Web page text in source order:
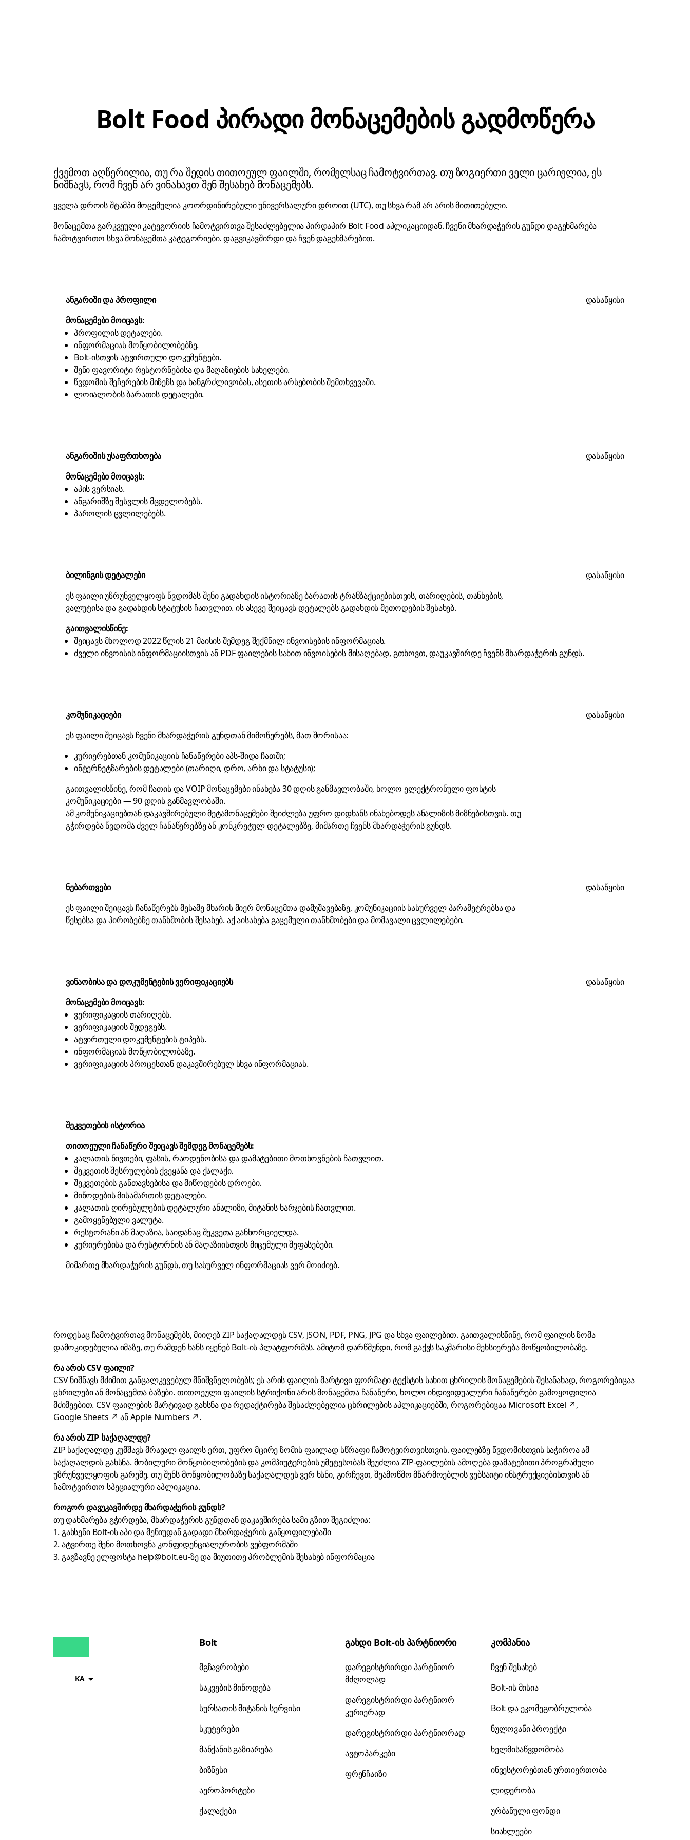
Bolt Food პირადი მონაცემების გადმოწერა
ქვემოთ აღწერილია, თუ რა შედის თითოეულ ფაილში, რომელსაც ჩამოტვირთავ. თუ ზოგიერთი ველი ცარიელია, ეს
ნიშნავს, რომ ჩვენ არ ვინახავთ შენ შესახებ მონაცემებს.
ყველა დროის შტამპი მოცემულია კოორდინირებული უნივერსალური დროით (UTC), თუ სხვა რამ არ არის მითითებული.
მონაცემთა გარკვეული კატეგორიის ჩამოტვირთვა შესაძლებელია პირდაპირ Bolt Food აპლიკაციიდან. ჩვენი მხარდაჭერის გუნდი დაგეხმარება
ჩამოტვირთო სხვა მონაცემთა კატეგორიები.დაგვიკავშირდიდა ჩვენ დაგეხმარებით.
ანგარიში და პროფილი
დასაწყისი
მონაცემები მოიცავს:
პროფილის დეტალები.
ინფორმაციას მოწყობილობებზე.
Bolt-ისთვის ატვირთული დოკუმენტები.
შენი ფავორიტი რესტორნებისა და მაღაზიების სახელები.
წვდომის შეჩერების მიზეზს და ხანგრძლივობას, ასეთის არსებობის შემთხვევაში.
ლოიალობის ბარათის დეტალები.
ანგარიშის უსაფრთხოება
დასაწყისი
მონაცემები მოიცავს:
აპის ვერსიას.
ანგარიშზე შესვლის მცდელობებს.
პაროლის ცვლილებებს.
ბილინგის დეტალები
დასაწყისი
ეს ფაილი უზრუნველყოფს წვდომას შენი გადახდის ისტორიაზე ბარათის ტრანზაქციებისთვის, თარიღების, თანხების,
ვალუტისა და გადახდის სტატუსის ჩათვლით. ის ასევე შეიცავს დეტალებს გადახდის მეთოდების შესახებ.
გაითვალისწინე:
შეიცავს მხოლოდ 2022 წლის 21 მაისის შემდეგ შექმნილ ინვოისების ინფორმაციას.
ძველი ინვოისის ინფორმაციისთვის ან PDF ფაილების სახით ინვოისების მისაღებად, გთხოვთ, დაუკავშირდეჩვენს მხარდაჭერის გუნდს.
კომუნიკაციები
დასაწყისი
ეს ფაილი შეიცავს ჩვენი მხარდაჭერის გუნდთან მიმოწერებს, მათ შორისაა:
კურიერებთან კომუნიკაციის ჩანაწერები აპს-შიდა ჩათში;
ინტერნეტზარების დეტალები (თარიღი, დრო, არხი და სტატუსი);
გაითვალისწინე, რომ ჩათის და VOIP მონაცემები ინახება 30 დღის განმავლობაში, ხოლო ელექტრონული ფოსტის
კომუნიკაციები — 90 დღის განმავლობაში.
ამ კომუნიკაციებთან დაკავშირებული მეტამონაცემები შეიძლება უფრო დიდხანს ინახებოდეს ანალიზის მიზნებისთვის. თუ
გჭირდება წვდომა ძველ ჩანაწერებზე ან კონკრეტულ დეტალებზე, მიმართე ჩვენს მხარდაჭერის გუნდს.
ნებართვები
დასაწყისი
ეს ფაილი შეიცავს ჩანაწერებს მესამე მხარის მიერ მონაცემთა დამუშავებაზე, კომუნიკაციის სასურველ პარამეტრებსა და
წესებსა და პირობებზე თანხმობის შესახებ. აქ აისახება გაცემული თანხმობები და მომავალი ცვლილებები.
ვინაობისა და დოკუმენტების ვერიფიკაციებს
დასაწყისი
მონაცემები მოიცავს:
ვერიფიკაციის თარიღებს.
ვერიფიკაციის შედეგებს.
ატვირთული დოკუმენტების ტიპებს.
ინფორმაციას მოწყობილობაზე.
ვერიფიკაციის პროცესთან დაკავშირებულ სხვა ინფორმაციას.
შეკვეთების ისტორია
თითოეული ჩანაწერი შეიცავს შემდეგ მონაცემებს:
კალათის ნივთები, ფასის, რაოდენობისა და დამატებითი მოთხოვნების ჩათვლით.
შეკვეთის შესრულების ქვეყანა და ქალაქი.
შეკვეთების განთავსებისა და მიწოდების დროები.
მიწოდების მისამართის დეტალები.
კალათის ღირებულების დეტალური ანალიზი, მიტანის ხარჯების ჩათვლით.
გამოყენებული ვალუტა.
რესტორანი ან მაღაზია, საიდანაც შეკვეთა განხორციელდა.
კურიერებისა და რესტორნის ან მაღაზიისთვის მიცემული შეფასებები.
მიმართემხარდაჭერის გუნდს, თუ სასურველ ინფორმაციას ვერ მოიძიებ.
როდესაც ჩამოტვირთავ მონაცემებს, მიიღებ ZIP საქაღალდეს CSV, JSON, PDF, PNG, JPG და სხვა ფაილებით. გაითვალისწინე, რომ ფაილის ზომა
დამოკიდებულია იმაზე, თუ რამდენ ხანს იყენებ Bolt-ის პლატფორმას. ამიტომ დარწმუნდი, რომ გაქვს საკმარისი მეხსიერება მოწყობილობაზე.
რა არის CSV ფაილი?
CSV ნიშნავს მძიმით განცალკევებულ მნიშვნელობებს; ეს არის ფაილის მარტივი ფორმატი ტექსტის სახით ცხრილის მონაცემების შესანახად, როგორებიცაა
ცხრილები ან მონაცემთა ბაზები. თითოეული ფაილის სტრიქონი არის მონაცემთა ჩანაწერი, ხოლო ინდივიდუალური ჩანაწერები გამოყოფილია
მძიმეებით. CSV ფაილების მარტივად გახსნა და რედაქტირება შესაძლებელია ცხრილების აპლიკაციებში, როგორებიცაა Microsoft Excel ↗,
Google Sheets ↗ ანApple Numbers ↗.
რა არის ZIP საქაღალდე?
ZIP საქაღალდე კუმშავს მრავალ ფაილს ერთ, უფრო მცირე ზომის ფაილად სწრაფი ჩამოტვირთვისთვის. ფაილებზე წვდომისთვის საჭიროა ამ
საქაღალდის გახსნა. მობილური მოწყობილობების და კომპიუტერების უმეტესობას შეუძლია ZIP-ფაილების ამოღება დამატებითი პროგრამული
უზრუნველყოფის გარეშე. თუ შენს მოწყობილობაზე საქაღალდეს ვერ ხსნი, გირჩევთ, შეამოწმო მწარმოებლის ვებსაიტი ინსტრუქციებისთვის ან
ჩამოტვირთო სპეციალური აპლიკაცია.
როგორ დავუკავშირდე მხარდაჭერის გუნდს?
თუ დახმარება გჭირდება, მხარდაჭერის გუნდთან დაკავშირება სამი გზით შეგიძლია:
გახსენი Bolt-ის აპი და მენიუდან გადადი მხარდაჭერის განყოფილებაში
ატვირთე შენი მოთხოვნა კონფიდენციალურობის ვებფორმაში
გაგზავნე ელფოსტა help@bolt.eu-ზე და მიუთითე პრობლემის შესახებ ინფორმაცია
KA
Bolt
მგზავრობები
საკვების მიწოდება
სურსათის მიტანის სერვისი
სკუტერები
მანქანის გაზიარება
ბიზნესი
აეროპორტები
ქალაქები
გახდი Bolt-ის პარტნიორი
დარეგისტრირდი პარტნიორ
მძღოლად
დარეგისტრირდი პარტნიორ
კურიერად
დარეგისტრირდი პარტნიორად
ავტოპარკები
ფრენჩაიზი
კომპანია
ჩვენ შესახებ
Bolt-ის მისია
Bolt და ეკომეგობრულობა
ნულოვანი პროექტი
ხელმისაწვდომობა
ინვესტორებთან ურთიერთობა
ლიდერობა
ურბანული ფონდი
სიახლეები